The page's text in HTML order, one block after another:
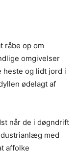
råbe op om
omgivelser
heste og lidt jord i
ødelagt af
når de i døgndrift
med
affolke